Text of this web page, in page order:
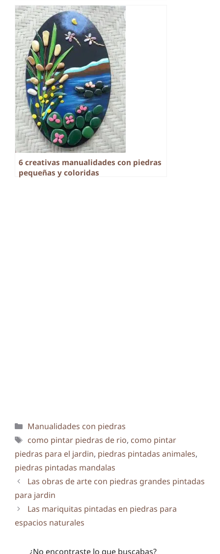
6 creativas manualidades con piedras
pequeñas y coloridas
Categorías
Manualidades con piedras
Etiquetas
como pintar piedras de rio, como pintar
piedras para el jardin, piedras pintadas animales,
piedras pintadas mandalas
Las obras de arte con piedras grandes pintadas
para jardin
Las mariquitas pintadas en piedras para
espacios naturales
¿No encontraste lo que buscabas?